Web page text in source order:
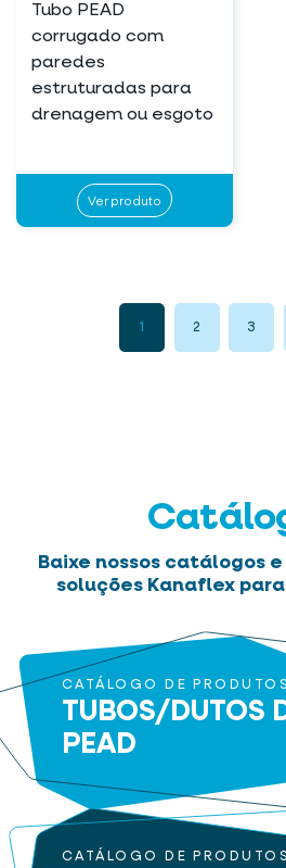
Tubo PEAD
corrugado com
paredes
estruturadas para
drenagem ou esgoto
Ver produto
1 2 3
Baixe nossos catálogos
soluções Kanaflex
CATÁLOGO DE PRODUTOS
TUBOS/DUTOS
PEAD
CATÁLOGO DE PRODUTOS